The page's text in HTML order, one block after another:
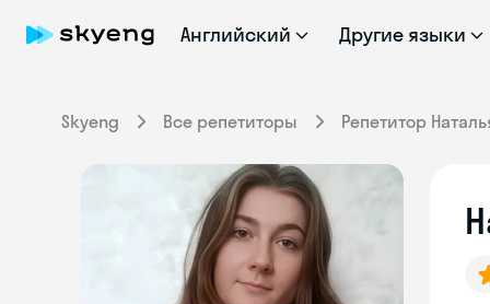
Английский Другие языки
Skyeng Все репетиторы Репетитор